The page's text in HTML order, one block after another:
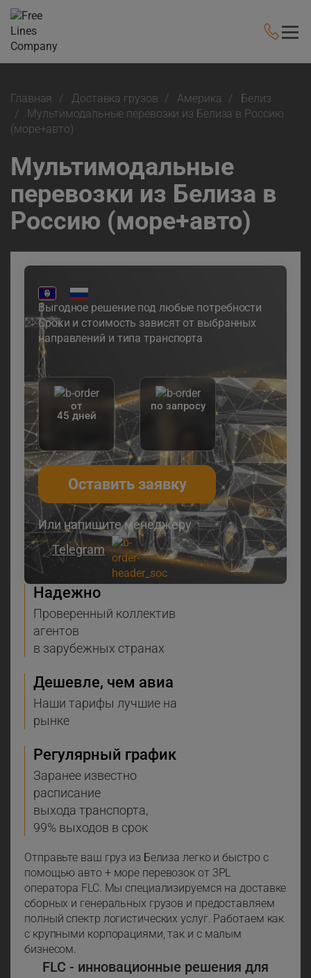
Главная Доставка грузов Америка
Белиз
Мультимодальные перевозки из Белиза в Россию
(море+авто)
Мультимодальные
перевозки из Белиза в
Россию (море+авто)
Выгодное решение под любые потребности
Сроки и стоимость зависят от выбранных
направлений и типа транспорта
от
45 дней
по запросу
Оставить заявку
Или напишите менеджеру
Telegram
Надежно
Проверенный коллектив
агентов
в зарубежных странах
Дешевле, чем авиа
Наши тарифы лучшие на
рынке
Регулярный график
Заранее известно
расписание
выхода транспорта,
99% выходов в срок
Отправьте ваш груз из Белиза легко и быстро с
помощью авто + море перевозок от 3PL
оператора FLC. Мы специализируемся на доставке
сборных и генеральных грузов и предоставляем
полный спектр логистических услуг. Работаем как
с крупными корпорациями, так и с малым
бизнесом.
FLC - инновационные решения для